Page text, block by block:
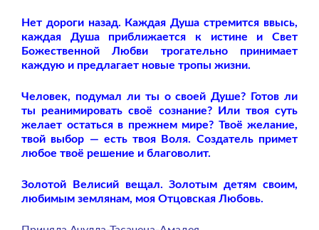
Нет дороги назад. Каждая Душа стремится ввысь,
каждая Душа приближается к истине и Свет
Божественной Любви трогательно принимает
каждую и предлагает новые тропы жизни.
Человек, подумал ли ты о своей Душе? Готов ли
ты реанимировать своё сознание? Или твоя суть
желает остаться в прежнем мире? Твоё желание,
твой выбор — есть твоя Воля. Создатель примет
любое твоё решение и благоволит.
Золотой Велисий вещал. Золотым детям своим,
любимым землянам, моя Отцовская Любовь.